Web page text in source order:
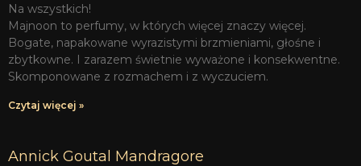
Na wszystkich!
Majnoon to perfumy, w których więcej znaczy więcej.
Bogate, napakowane wyrazistymi brzmieniami, głośne i
zbytkowne. I zarazem świetnie wyważone i konsekwentne.
Skomponowane z rozmachem i z wyczuciem.
Czytaj więcej »
Annick Goutal Mandragore